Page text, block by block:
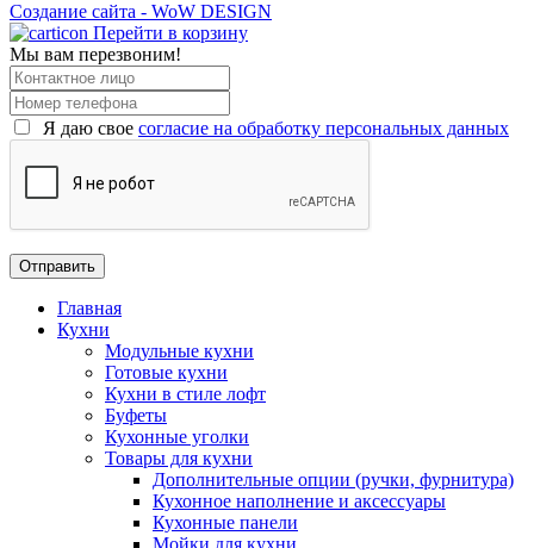
Создание сайта - WoW DESIGN
Перейти в корзину
Мы вам перезвоним!
Я даю свое согласие на обработку персональных данных
Главная
Кухни
Модульные кухни
Готовые кухни
Кухни в стиле лофт
Буфеты
Кухонные уголки
Товары для кухни
Дополнительные опции (ручки, фурнитура)
Кухонное наполнение и аксессуары
Кухонные панели